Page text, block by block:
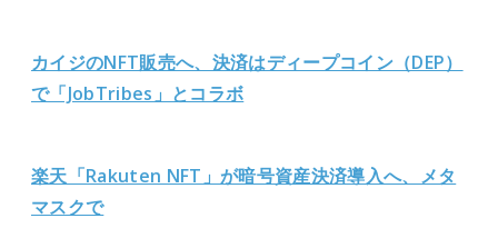
カイジのNFT販売へ、決済はディープコイン（DEP）
で「JobTribes」とコラボ
楽天「Rakuten NFT」が暗号資産決済導入へ、メタ
マスクで